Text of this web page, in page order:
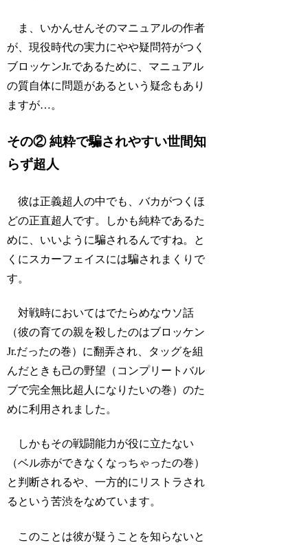
ま、いかんせんそのマニュアルの作者
が、現役時代の実力にやや疑問符がつく
ブロッケンJr.であるために、マニュアル
の質自体に問題があるという疑念もあり
ますが…。
その② 純粋で騙されやすい世間知
らず超人
彼は正義超人の中でも、バカがつくほ
どの正直超人です。しかも純粋であるた
めに、いいように騙されるんですね。と
くにスカーフェイスには騙されまくりで
す。
対戦時においてはでたらめなウソ話
（彼の育ての親を殺したのはブロッケン
Jr.だったの巻）に翻弄され、タッグを組
んだときも己の野望（コンプリートバル
ブで完全無比超人になりたいの巻）のた
めに利用されました。
しかもその戦闘能力が役に立たない
（ベル赤ができなくなっちゃったの巻）
と判断されるや、一方的にリストラされ
るという苦渋をなめています。
このことは彼が疑うことを知らないと